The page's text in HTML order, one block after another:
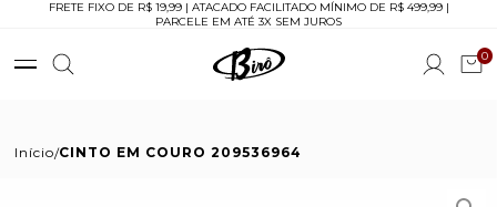
FRETE FIXO DE R$ 19,99 | ATACADO FACILITADO MÍNIMO DE R$ 499,99 |
PARCELE EM ATÉ 3X SEM JUROS
0
Início CINTO EM COURO 209536964